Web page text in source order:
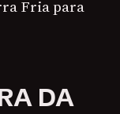
Fria para
DA